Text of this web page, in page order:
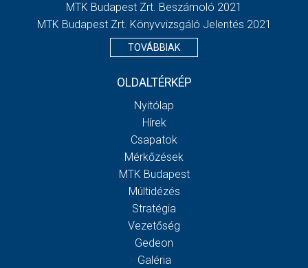
MTK Budapest Zrt. Beszámoló 2021
MTK Budapest Zrt. Könyvvizsgáló Jelentés 2021
TOVÁBBIAK
OLDALTÉRKÉP
Nyitólap
Hírek
Csapatok
Mérkőzések
MTK Budapest
Múltidézés
Stratégia
Vezetőség
Gedeon
Galéria